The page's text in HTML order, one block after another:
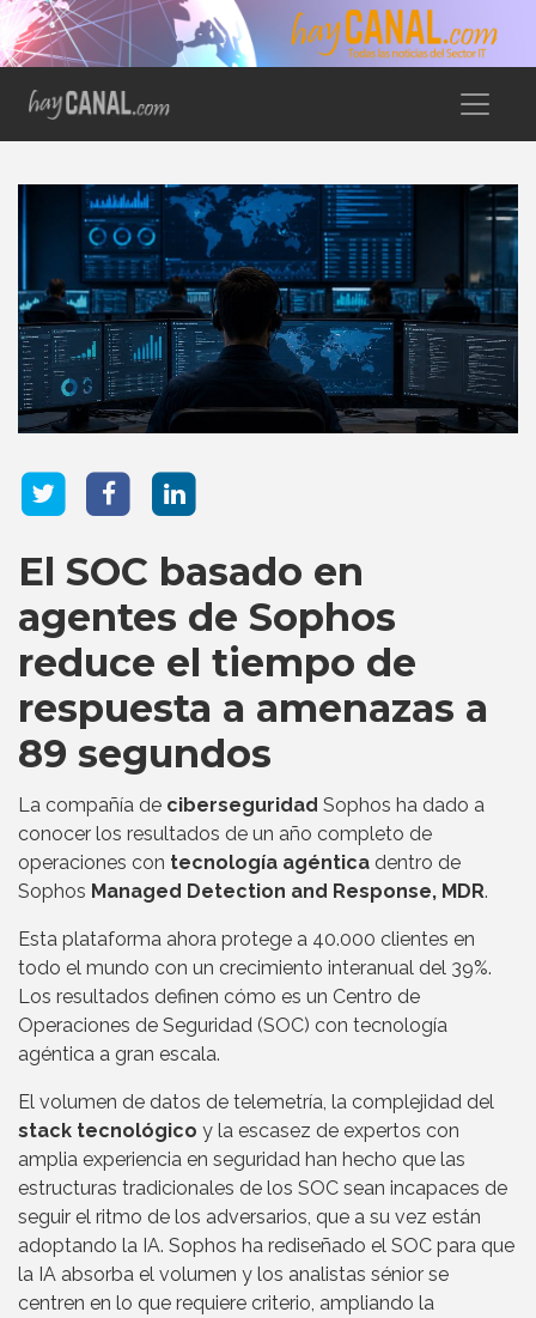
El SOC basado en
agentes de Sophos
reduce el tiempo de
respuesta a amenazas a
89 segundos
La compañía de ciberseguridad Sophos ha dado a
conocer los resultados de un año completo de
operaciones con tecnología agéntica dentro de
Sophos Managed Detection and Response, MDR.
Esta plataforma ahora protege a 40.000 clientes en
todo el mundo con un crecimiento interanual del 39%.
Los resultados definen cómo es un Centro de
Operaciones de Seguridad (SOC) con tecnología
agéntica a gran escala.
El volumen de datos de telemetría, la complejidad del
stack tecnológico y la escasez de expertos con
amplia experiencia en seguridad han hecho que las
estructuras tradicionales de los SOC sean incapaces de
seguir el ritmo de los adversarios, que a su vez están
adoptando la IA. Sophos ha rediseñado el SOC para que
la IA absorba el volumen y los analistas sénior se
centren en lo que requiere criterio, ampliando la